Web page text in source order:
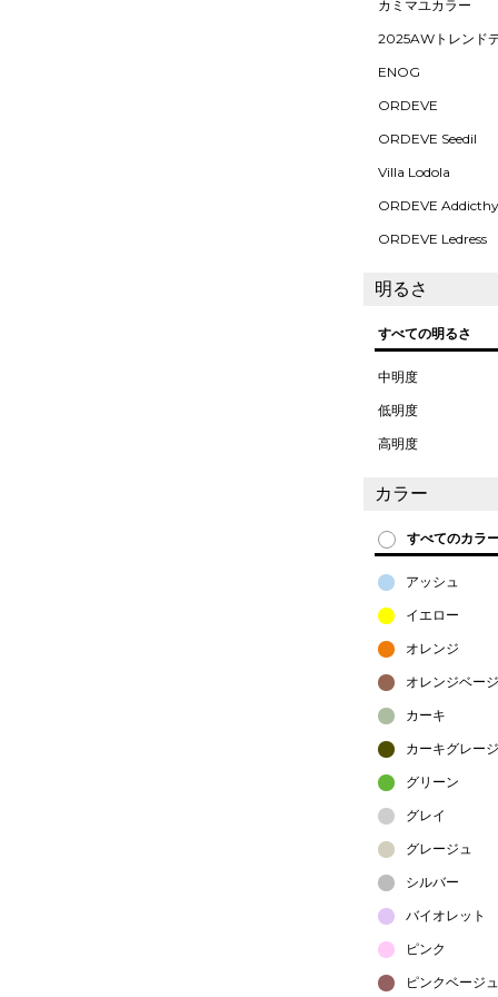
カミマユカラー
2025AWトレンド
ENOG
ORDEVE
ORDEVE Seedil
Villa Lodola
ORDEVE Addicthy
ORDEVE Ledress
明るさ
すべての明るさ
中明度
低明度
高明度
カラー
すべてのカラ
アッシュ
イエロー
オレンジ
オレンジベー
カーキ
カーキグレー
グリーン
グレイ
グレージュ
シルバー
バイオレット
ピンク
ピンクベージュ